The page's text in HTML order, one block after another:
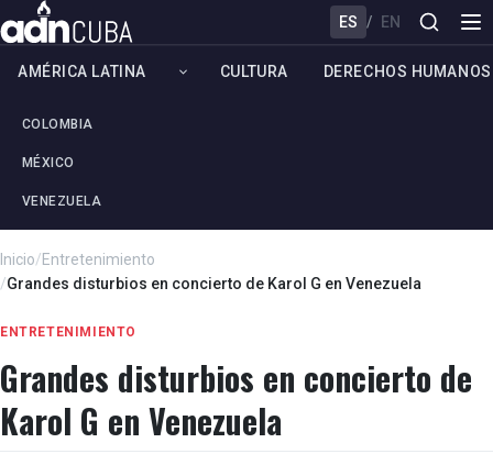
ES / EN
AMÉRICA LATINA
COLOMBIA
MÉXICO
VENEZUELA
CULTURA DERECHOS HUMANOS
Inicio/Entretenimiento
/Grandes disturbios en concierto de Karol G en Venezuela
ENTRETENIMIENTO
Grandes disturbios en concierto de
Karol G en Venezuela